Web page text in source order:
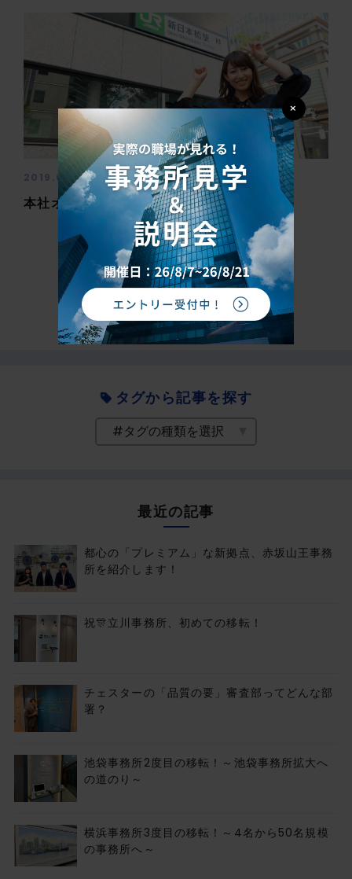
2019.05.09 働く環境
本社オフィスツアー
もっと見る
タグから記事を探す
最近の記事
都心の「プレミアム」な新拠点、赤坂山王事務
所を紹介します！
祝🎊立川事務所、初めての移転！
チェスターの「品質の要」審査部ってどんな部
署？
池袋事務所2度目の移転！～池袋事務所拡大へ
の道のり～
横浜事務所3度目の移転！～4名から50名規模
の事務所へ～
×